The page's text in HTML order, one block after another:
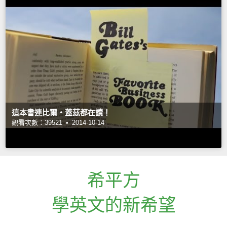
這本書連比爾‧蓋茲都在讀！
觀看次數：39521 • 2014-10-14
希平方
學英文的新希望